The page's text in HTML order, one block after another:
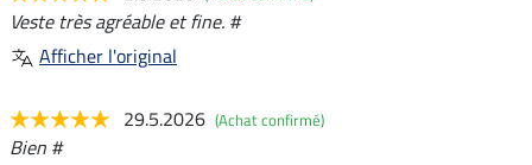
Veste très agréable et fine. #
Afficher l'original
29.5.2026 (Achat confirmé)
Bien #